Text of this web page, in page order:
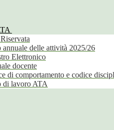
annuale delle attività 2025/26
Elettronico
docente
di comportamento e codice
di lavoro ATA